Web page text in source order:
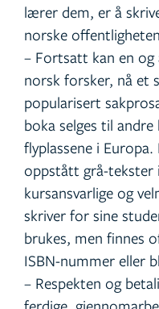
lærer dem, er å
norske
– Fortsatt kan en og
norsk forsker, nå et
popularisert
boka selges til
flyplassene i
oppstått grå-tekster
kursansvarlige og
skriver for sine
brukes, men finnes
ISBN-nummer eller
– Respekten og